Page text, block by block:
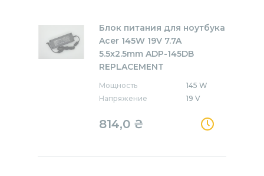
Блок питания для ноутбука
Acer 145W 19V 7.7A
5.5x2.5mm ADP-145DB
REPLACEMENT
Мощность
145 W
Напряжение
19 V
814,0 ₴